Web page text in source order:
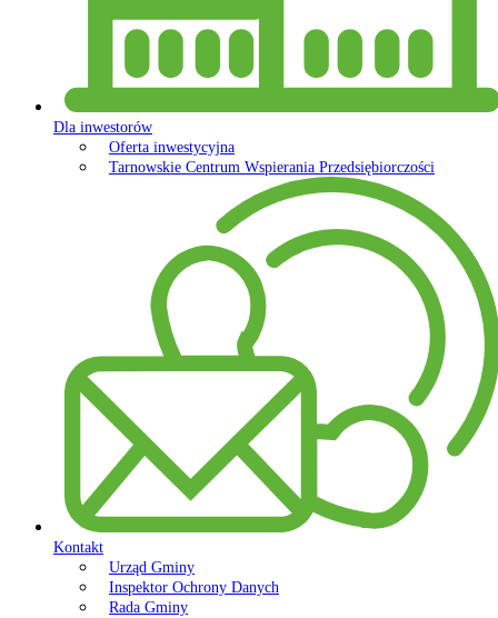
Dla inwestorów
Oferta inwestycyjna
Tarnowskie Centrum Wspierania Przedsiębiorczości
Kontakt
Urząd Gminy
Inspektor Ochrony Danych
Rada Gminy